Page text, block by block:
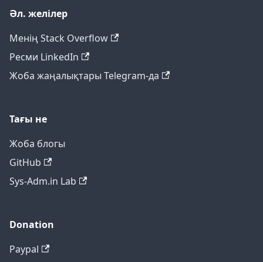
Әл. желілер
Менің Stack Overflow
Ресми LinkedIn
Жоба жаңалықтары Telegram-да
Тағы не
Жоба блогы
GitHub
Sys-Adm.in Lab
Donation
Paypal